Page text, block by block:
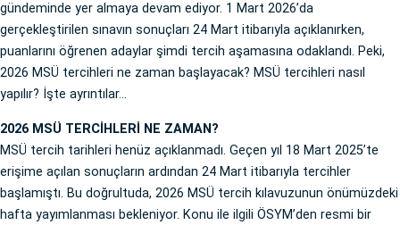
gündeminde yer almaya devam ediyor. 1 Mart 2026’da
gerçekleştirilen sınavın sonuçları 24 Mart itibarıyla açıklanırken,
puanlarını öğrenen adaylar şimdi tercih aşamasına odaklandı. Peki,
2026 MSÜ tercihleri ne zaman başlayacak? MSÜ tercihleri nasıl
yapılır? İşte ayrıntılar...
2026 MSÜ TERCİHLERİ NE ZAMAN?
MSÜ tercih tarihleri henüz açıklanmadı. Geçen yıl 18 Mart 2025’te
erişime açılan sonuçların ardından 24 Mart itibarıyla tercihler
başlamıştı. Bu doğrultuda, 2026 MSÜ tercih kılavuzunun önümüzdeki
hafta yayımlanması bekleniyor. Konu ile ilgili ÖSYM’den resmi bir